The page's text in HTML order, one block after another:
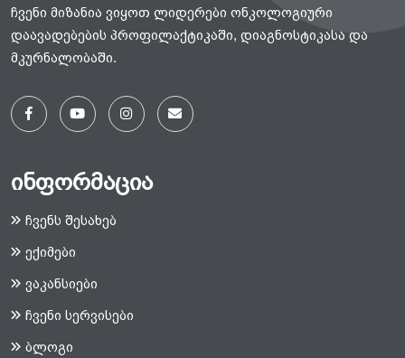
ჩვენი მიზანია ვიყოთ ლიდერები ონკოლოგიური
დაავადებების პროფილაქტიკაში, დიაგნოსტიკასა და
მკურნალობაში.
ინფორმაცია
ჩვენს შესახებ
ექიმები
ვაკანსიები
ჩვენი სერვისები
ბლოგი